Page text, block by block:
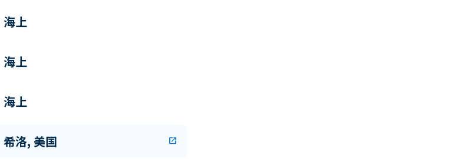
海上
海上
海上
希洛, 美国 open_in_new